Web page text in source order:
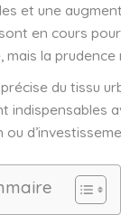
et une
en cours
mais la prudence
du tissu
indispensables